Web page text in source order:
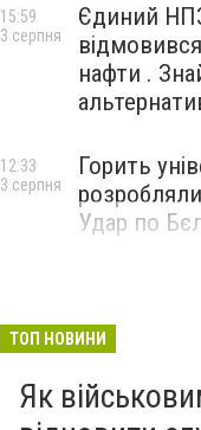
Єдиний НПЗ
нафти .
15:59
3 серпня
Горить
Удар по
12:33
3 серпня
ТОП НОВИНИ
Як